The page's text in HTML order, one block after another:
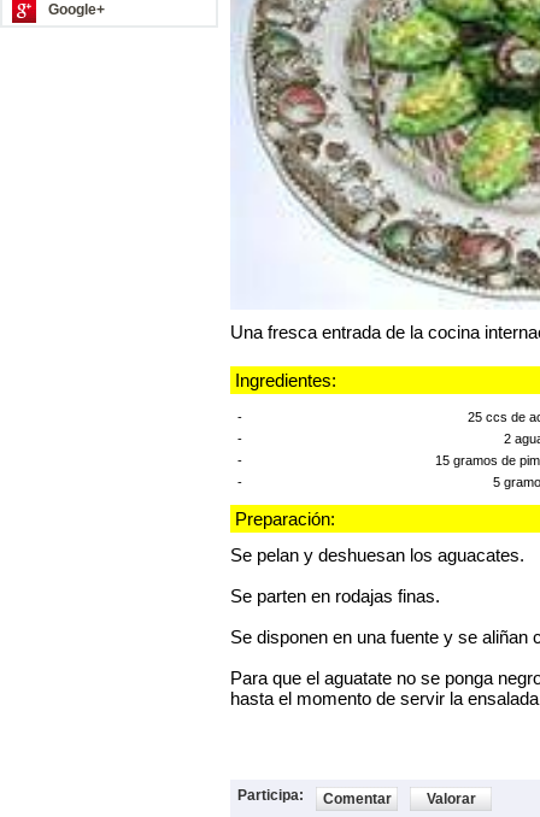
Google+
Una fresca entrada de la cocina
Ingredientes:
-
25 ccs de
-
2
-
15 gramos de
-
5
Preparación:
Se pelan y deshuesan los aguacates.
Se parten en rodajas finas.
Se disponen en una fuente y se aliñan
Para que el aguatate no se ponga
hasta el momento de servir la
Participa: Comentar Valorar